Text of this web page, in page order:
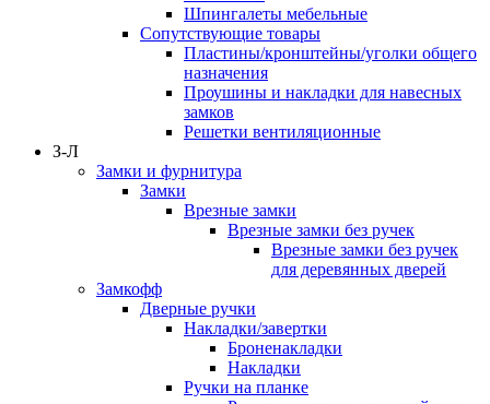
Шпингалеты мебельные
Сопутствующие товары
Пластины/кронштейны/уголки общего
назначения
Проушины и накладки для навесных
замков
Решетки вентиляционные
З-Л
Замки и фурнитура
Замки
Врезные замки
Врезные замки без ручек
Врезные замки без ручек
для деревянных дверей
Замкофф
Дверные ручки
Накладки/завертки
Броненакладки
Накладки
Ручки на планке